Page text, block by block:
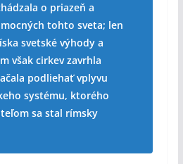
o priazeň a
tohto sveta; len
svetské výhody a
však cirkev zavrhla
podliehať vplyvu
systému, ktorého
sa stal rímsky